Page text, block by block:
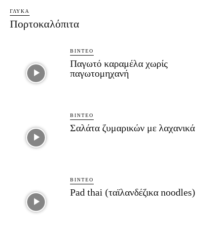
ΓΛΥΚΆ
Πορτοκαλόπιτα
ΒΊΝΤΕΟ
Παγωτό καραμέλα χωρίς
παγωτομηχανή
ΒΊΝΤΕΟ
Σαλάτα ζυμαρικών με λαχανικά
ΒΊΝΤΕΟ
Pad thai (ταϊλανδέζικα noodles)